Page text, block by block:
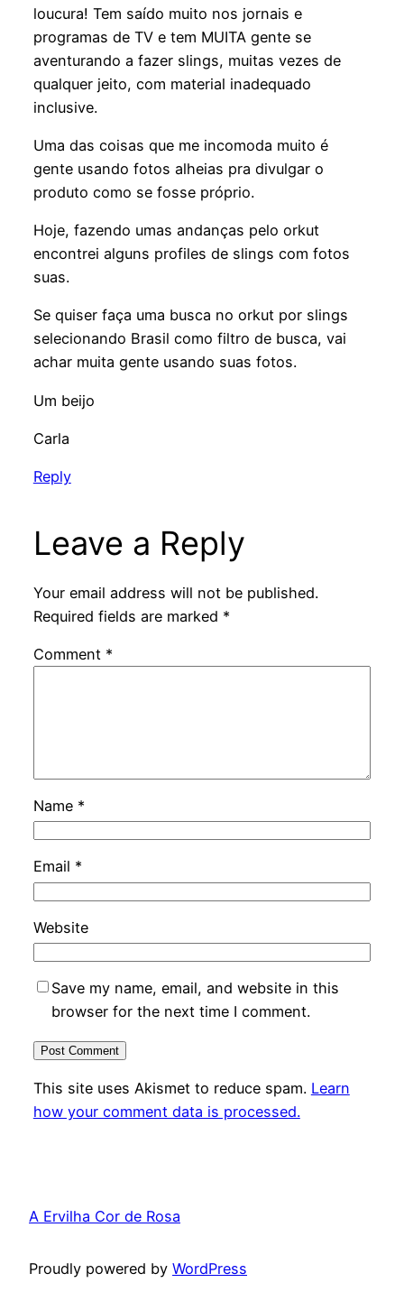
loucura! Tem saído muito nos jornais e
programas de TV e tem MUITA gente se
aventurando a fazer slings, muitas vezes de
qualquer jeito, com material inadequado
inclusive.
Uma das coisas que me incomoda muito é
gente usando fotos alheias pra divulgar o
produto como se fosse próprio.
Hoje, fazendo umas andanças pelo orkut
encontrei alguns profiles de slings com fotos
suas.
Se quiser faça uma busca no orkut por slings
selecionando Brasil como filtro de busca, vai
achar muita gente usando suas fotos.
Um beijo
Carla
Reply
Leave a Reply
Your email address will not be published.
Required fields are marked *
Comment *
Name *
Email *
Website
Save my name, email, and website in this
browser for the next time I comment.
This site uses Akismet to reduce spam. Learn
how your comment data is processed.
A Ervilha Cor de Rosa
Proudly powered by WordPress